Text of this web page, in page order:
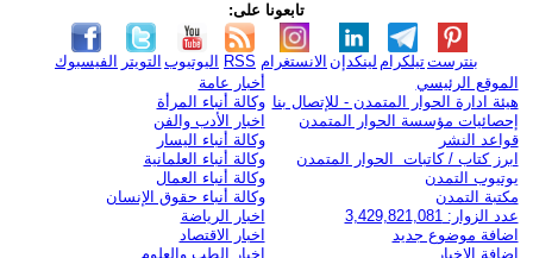
تابعونا على:
الفيسبوك التويتر اليوتيوب RSS الانستغرام لينكدإن تيلكرامبنترست
الموقع الرئيسي
هيئة ادارة الحوار المتمدن - للإتصال بنا
إحصائيات مؤسسة الحوار المتمدن
قواعد النشر
ابرز كتاب / كاتبات الحوار المتمدن
يوتيوب التمدن
مكتبة التمدن
عدد الزوار: 3,429,821,081
اضافة موضوع جديد
اضافة الاخبار
أخبار عامة
وكالة أنباء المرأة
اخبار الأدب والفن
وكالة أنباء اليسار
وكالة أنباء العلمانية
وكالة أنباء العمال
وكالة أنباء حقوق الإنسان
اخبار الرياضة
اخبار الاقتصاد
اخبار الطب والعلوم